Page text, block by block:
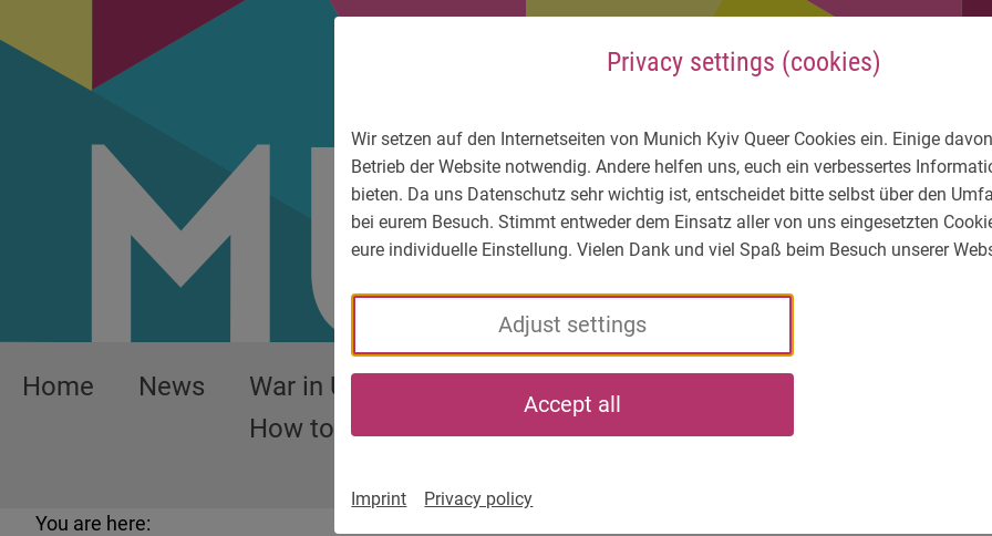
Privacy settings (cookies)
Wir setzen auf den Internetseiten von Munich Kyiv Queer Cookies ein. Einige
Betrieb der Website notwendig. Andere helfen uns, euch ein verbessertes
bieten. Da uns Datenschutz sehr wichtig ist, entscheidet bitte selbst über den
bei eurem Besuch. Stimmt entweder dem Einsatz aller von uns eingesetzten
eure individuelle Einstellung. Vielen Dank und viel Spaß beim Besuch unserer
Adjust settings
Accept all
Imprint Privacy policy
To language menu
To service information
Home News
War in Ukraine –
How to help
the situation?
Who
we
You are here: